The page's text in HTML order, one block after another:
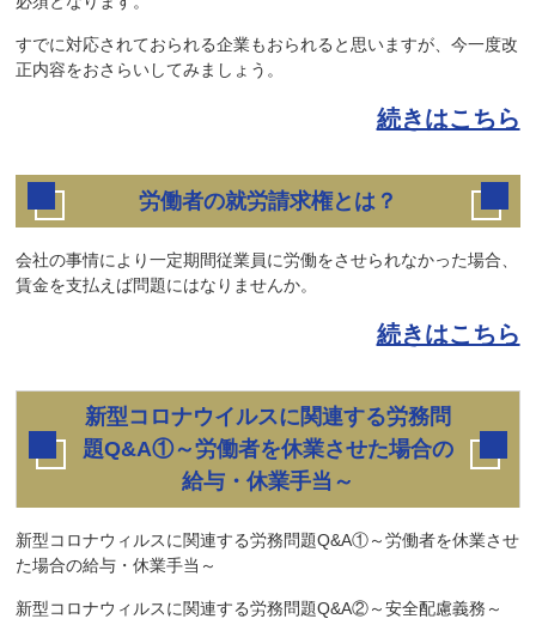
すでに対応されておられる企業もおられると思いますが、今一度改
正内容をおさらいしてみましょう。
続きはこちら
労働者の就労請求権とは？
会社の事情により一定期間従業員に労働をさせられなかった場合、
賃金を支払えば問題にはなりませんか。
続きはこちら
新型コロナウイルスに関連する労務問
題Q&A①～労働者を休業させた場合の
給与・休業手当～
新型コロナウィルスに関連する労務問題Q&A①～労働者を休業させ
た場合の給与・休業手当～
新型コロナウィルスに関連する労務問題Q&A②～安全配慮義務～